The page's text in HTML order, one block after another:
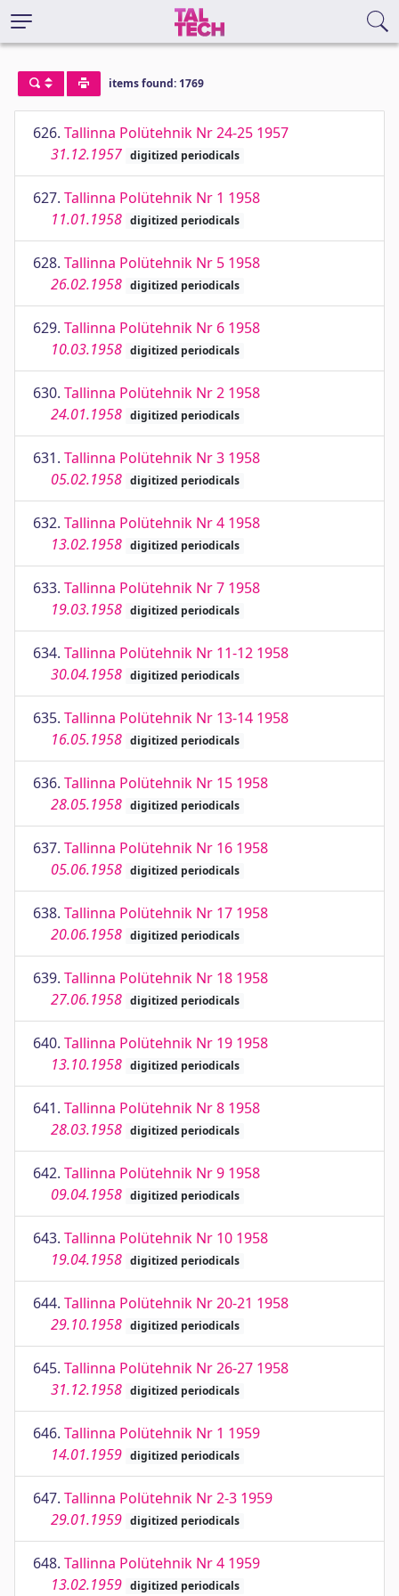
items found: 1769
626. Tallinna Polütehnik Nr 24-25 1957
31.12.1957 digitized periodicals
627. Tallinna Polütehnik Nr 1 1958
11.01.1958 digitized periodicals
628. Tallinna Polütehnik Nr 5 1958
26.02.1958 digitized periodicals
629. Tallinna Polütehnik Nr 6 1958
10.03.1958 digitized periodicals
630. Tallinna Polütehnik Nr 2 1958
24.01.1958 digitized periodicals
631. Tallinna Polütehnik Nr 3 1958
05.02.1958 digitized periodicals
632. Tallinna Polütehnik Nr 4 1958
13.02.1958 digitized periodicals
633. Tallinna Polütehnik Nr 7 1958
19.03.1958 digitized periodicals
634. Tallinna Polütehnik Nr 11-12 1958
30.04.1958 digitized periodicals
635. Tallinna Polütehnik Nr 13-14 1958
16.05.1958 digitized periodicals
636. Tallinna Polütehnik Nr 15 1958
28.05.1958 digitized periodicals
637. Tallinna Polütehnik Nr 16 1958
05.06.1958 digitized periodicals
638. Tallinna Polütehnik Nr 17 1958
20.06.1958 digitized periodicals
639. Tallinna Polütehnik Nr 18 1958
27.06.1958 digitized periodicals
640. Tallinna Polütehnik Nr 19 1958
13.10.1958 digitized periodicals
641. Tallinna Polütehnik Nr 8 1958
28.03.1958 digitized periodicals
642. Tallinna Polütehnik Nr 9 1958
09.04.1958 digitized periodicals
643. Tallinna Polütehnik Nr 10 1958
19.04.1958 digitized periodicals
644. Tallinna Polütehnik Nr 20-21 1958
29.10.1958 digitized periodicals
645. Tallinna Polütehnik Nr 26-27 1958
31.12.1958 digitized periodicals
646. Tallinna Polütehnik Nr 1 1959
14.01.1959 digitized periodicals
647. Tallinna Polütehnik Nr 2-3 1959
29.01.1959 digitized periodicals
648. Tallinna Polütehnik Nr 4 1959
13.02.1959 digitized periodicals